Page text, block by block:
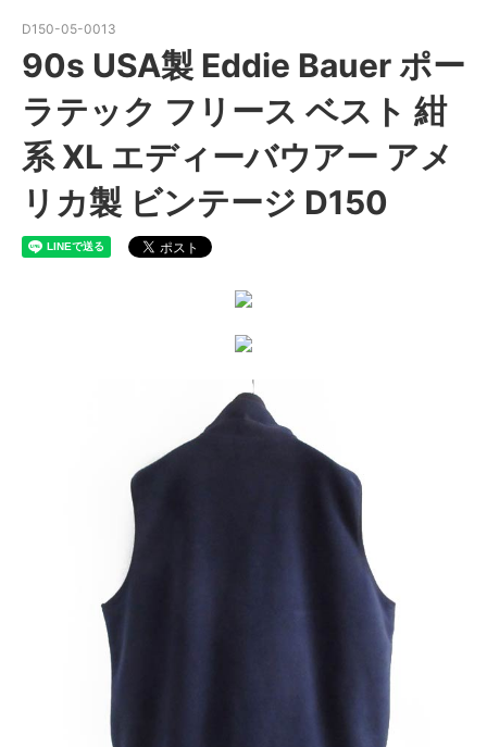
D150-05-0013
90s USA製 Eddie Bauer ポー
ラテック フリース ベスト 紺
系 XL エディーバウアー アメ
リカ製 ビンテージ D150